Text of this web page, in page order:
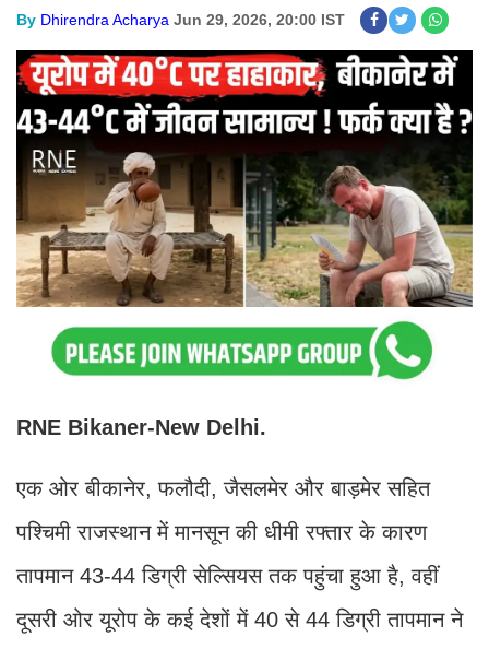
By Dhirendra Acharya Jun 29, 2026, 20:00 IST
RNE Bikaner-New Delhi.
एक ओर बीकानेर, फलौदी, जैसलमेर और बाड़मेर सहित
पश्चिमी राजस्थान में मानसून की धीमी रफ्तार के कारण
तापमान 43-44 डिग्री सेल्सियस तक पहुंचा हुआ है, वहीं
दूसरी ओर यूरोप के कई देशों में 40 से 44 डिग्री तापमान ने